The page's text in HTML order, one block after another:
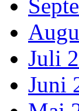
Juli
Juni